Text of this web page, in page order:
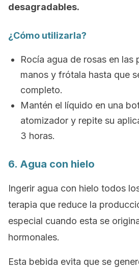
desagradables.
¿Cómo utilizarla?
Rocía agua de rosas en las
manos y frótala hasta que
completo.
Mantén el líquido en una
atomizador y repite su
3 horas.
6. Agua con hielo
Ingerir agua con hielo todos
terapia que reduce la
especial cuando esta se
hormonales.
Esta bebida evita que se